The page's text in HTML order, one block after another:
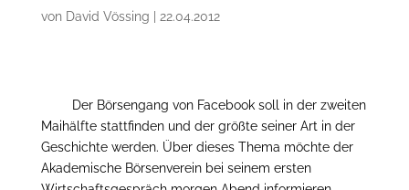
von David Vössing 22.04.2012
Der Börsengang von Facebook soll in der zweiten
Maihälfte stattfinden und der größte seiner Art in der
Geschichte werden. Über dieses Thema möchte der
Akademische Börsenverein bei seinem ersten